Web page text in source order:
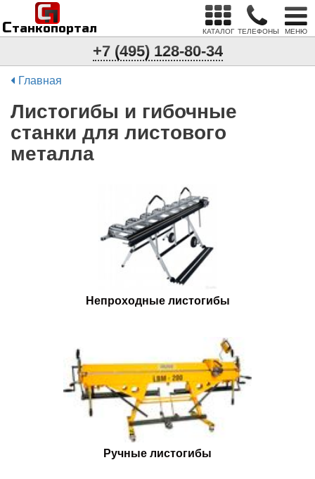
Станкопортал
п
С
КАТАЛОГ ТЕЛЕФОНЫ МЕНЮ
+7 (495) 128-80-34
Главная
Листогибы и гибочные
станки для листового
металла
Непроходные листогибы
Ручные листогибы